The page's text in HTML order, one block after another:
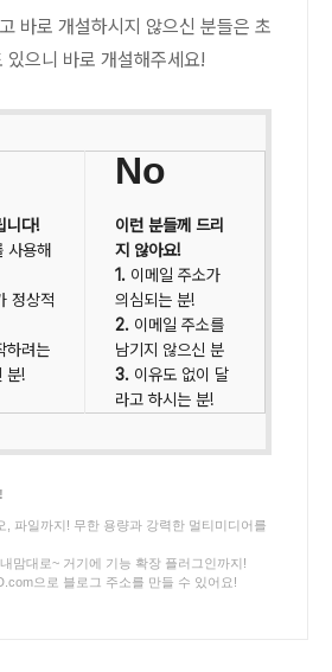
바로 개설하시지 않으신 분들은 초
있으니 바로 개설해주세요!
니다!
사용해
정상적
하려는
분!
No
이런 분들께 드리
지 않아요!
1. 이메일 주소가
의심되는 분!
2. 이메일 주소를
남기지 않으신 분
3. 이유도 없이 달
라고 하시는 분!
, 파일까지! 무한 용량과 강력한 멀티미디어를
맘대로~ 거기에 기능 확장 플러그인까지!
으로 블로그 주소를 만들 수 있어요!